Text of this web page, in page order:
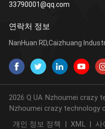
33790001@qq.com
연락처 정보
NanHuan RD,Caizhuang
2026 Q UA Nzhoumei crazy
Nzhoumei crazy technology
개인 정보 정책
| XML | 사